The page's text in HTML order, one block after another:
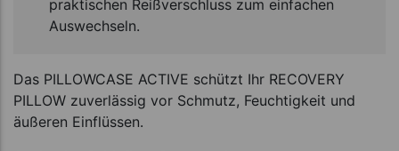
praktischen Reißverschluss zum einfachen
Auswechseln.
Das PILLOWCASE ACTIVE schützt Ihr RECOVERY
PILLOW zuverlässig vor Schmutz, Feuchtigkeit und
äußeren Einflüssen.